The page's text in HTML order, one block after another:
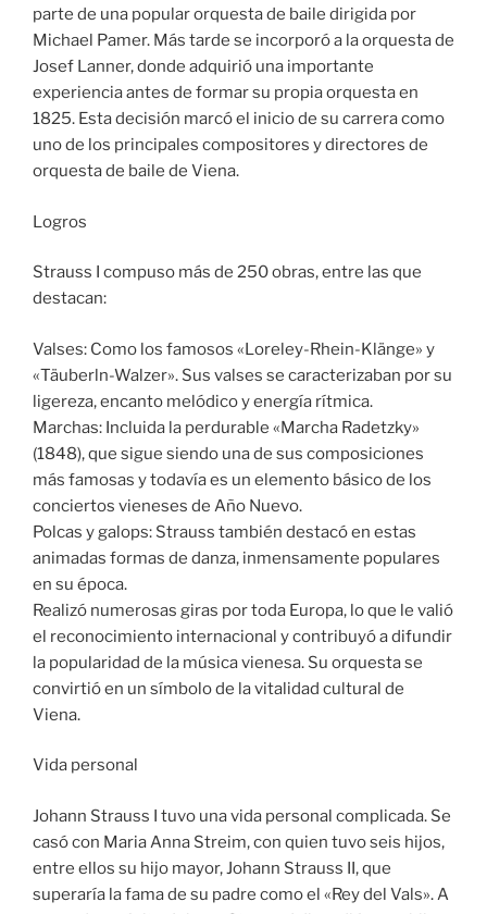
parte de una popular orquesta de baile dirigida por
Michael Pamer. Más tarde se incorporó a la orquesta de
Josef Lanner, donde adquirió una importante
experiencia antes de formar su propia orquesta en
1825. Esta decisión marcó el inicio de su carrera como
uno de los principales compositores y directores de
orquesta de baile de Viena.
Logros
Strauss I compuso más de 250 obras, entre las que
destacan:
Valses: Como los famosos «Loreley-Rhein-Klänge» y
«Täuberln-Walzer». Sus valses se caracterizaban por su
ligereza, encanto melódico y energía rítmica.
Marchas: Incluida la perdurable «Marcha Radetzky»
(1848), que sigue siendo una de sus composiciones
más famosas y todavía es un elemento básico de los
conciertos vieneses de Año Nuevo.
Polcas y galops: Strauss también destacó en estas
animadas formas de danza, inmensamente populares
en su época.
Realizó numerosas giras por toda Europa, lo que le valió
el reconocimiento internacional y contribuyó a difundir
la popularidad de la música vienesa. Su orquesta se
convirtió en un símbolo de la vitalidad cultural de
Viena.
Vida personal
Johann Strauss I tuvo una vida personal complicada. Se
casó con Maria Anna Streim, con quien tuvo seis hijos,
entre ellos su hijo mayor, Johann Strauss II, que
superaría la fama de su padre como el «Rey del Vals». A